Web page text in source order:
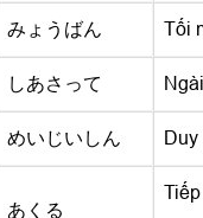
みょうばん Tối
しあさって
めいじいしん Duy
あくる